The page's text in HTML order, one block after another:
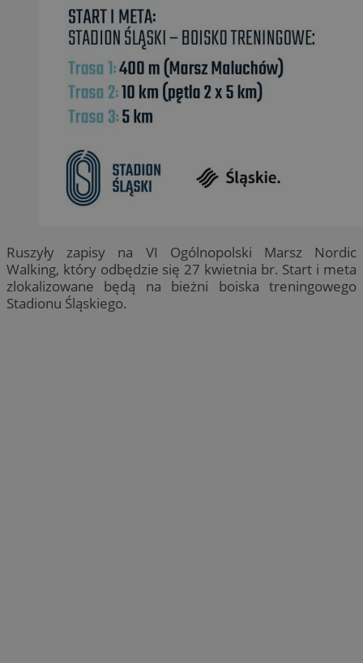
Ruszyły zapisy na VI Ogólnopolski Marsz Nordic
Walking, który odbędzie się 27 kwietnia br. Start i meta
zlokalizowane będą na bieżni boiska treningowego
Stadionu Śląskiego.